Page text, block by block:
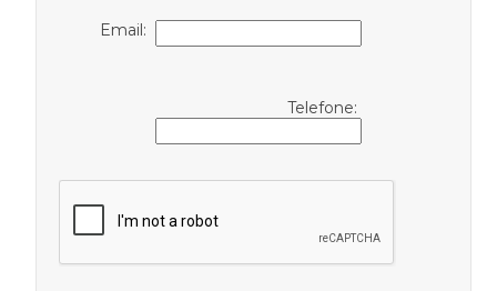
Email:
Telefone: